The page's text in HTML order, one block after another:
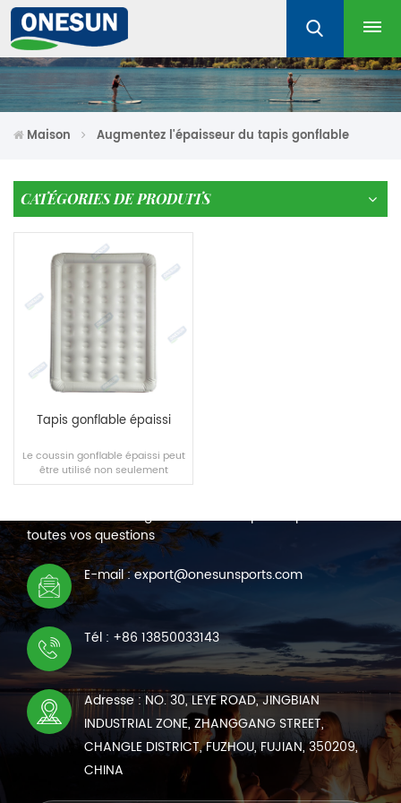
Maison Augmentez l'épaisseur du tapis gonflable
CATÉGORIES DE PRODUITS
Tapis gonflable épaissi
Le coussin gonflable épaissi peut
être utilisé non seulement
comme coussin d'exercice, mais
LIRE LA SUITE
NOUS CONTACTER
Nous sommes en ligne 7*24 heures pour répondre à
toutes vos questions
E-mail : export@onesunsports.com
Tél : +86 13850033143
Adresse : NO. 30, LEYE ROAD, JINGBIAN
INDUSTRIAL ZONE, ZHANGGANG STREET,
CHANGLE DISTRICT, FUZHOU, FUJIAN, 350209,
CHINA